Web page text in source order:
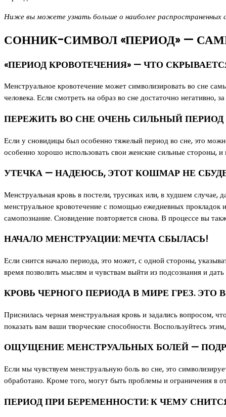
Ниже вы можете узнать больше о наиболее распространенных
СОННИК-СИМВОЛ «ПЕРИОД» —
«ПЕРИОД КРОВОТЕЧЕНИЯ» — ЧТО
Менструальное кровотечение может символизировать во сне
человека. Если смотреть на образ во сне достаточно
ПЕРЕЖИТЬ ВО СНЕ ОЧЕНЬ СИЛЬНЫЙ ПЕРИОД
Если у сновидицы был особенно тяжелый период во сне, это
особенно хорошо использовать свои женские сильные стороны,
УТЕЧКА — НАДЕЮСЬ, ЭТОТ КОШМАР НЕ
Менструальная кровь в постели, трусиках или, в худшем
менструальное кровотечение с помощью ежедневных прокладок
самопознание. Сновидение повторяется снова. В процессе вы
НАЧАЛО МЕНСТРУАЦИИ: МЕЧТА СБЫЛАСЬ!
Если снится начало периода, это может, с одной стороны,
время позволить мыслям и чувствам выйти из подсознания и
КРОВЬ ЧЕРНОГО ПЕРИОДА В МИРЕ ГРЕЗ.
Приснилась черная менструальная кровь и задались вопросом,
показать вам ваши творческие способности. Воспользуйтесь
ОЩУЩЕНИЕ МЕНСТРУАЛЬНЫХ БОЛЕЙ —
Если мы чувствуем менструальную боль во сне, это
обработано. Кроме того, могут быть проблемы и ограничения в
ПЕРИОД ПРИ БЕРЕМЕННОСТИ: К ЧЕМУ